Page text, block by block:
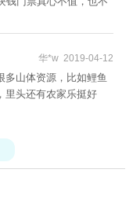
华*w 2019-04-12
多山体资源，比如鲤鱼
里头还有农家乐挺好